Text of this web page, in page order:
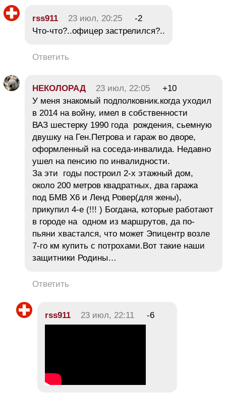
rss911 23 июл, 20:25
-2
Что-что?..офицер застрелился?..
Ответить
НЕКОЛОРАД 23 июл, 22:05
+10
У меня знакомый подполковник.когда уходил
в 2014 на войну, имел в собственности
ВАЗ шестерку 1990 года рождения, сьемную
двушку на Ген.Петрова и гараж во дворе,
оформленный на соседа-инвалида. Недавно
ушел на пенсию по инвалидности.
За эти годы построил 2-х этажный дом,
около 200 метров квадратных, два гаража
под БМВ Х6 и Ленд Ровер(для жены),
прикупил 4-е (!!! ) Богдана, которые работают
в городе на одном из маршрутов, да по-
пьяни хвастался, что может Эпицентр возле
7-го км купить с потрохами.Вот такие наши
защитники Родины…
Ответить
rss911 23 июл, 22:11 -6